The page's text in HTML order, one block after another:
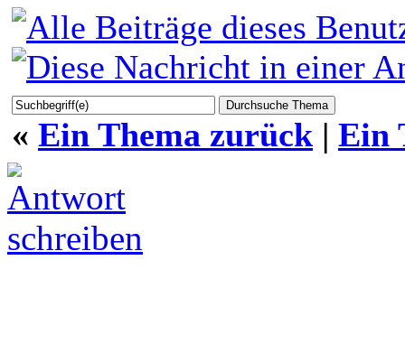
« Ein Thema zurück | Ein